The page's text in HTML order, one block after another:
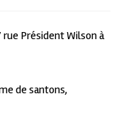
rue Président Wilson à
de santons,